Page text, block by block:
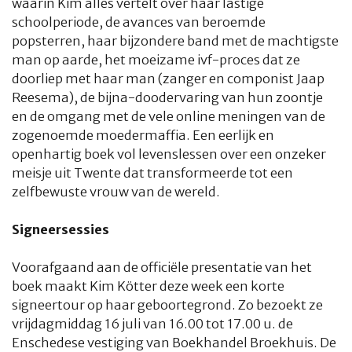
HOME COLUMNSWHAT'S NEW(S) ECONOMIESPORT
CULTUUR RADIOABONNEMENTDONEREN
AUTEURSADVERTERENZOEKEN
waarin Kim alles vertelt over haar lastige
schoolperiode, de avances van beroemde
popsterren, haar bijzondere band met de machtigste
man op aarde, het moeizame ivf-proces dat ze
doorliep met haar man (zanger en componist Jaap
Reesema), de bijna-doodervaring van hun zoontje
en de omgang met de vele online meningen van de
zogenoemde moedermaffia. Een eerlijk en
openhartig boek vol levenslessen over een onzeker
meisje uit Twente dat transformeerde tot een
zelfbewuste vrouw van de wereld.
Signeersessies
Voorafgaand aan de officiële presentatie van het
boek maakt Kim Kötter deze week een korte
signeertour op haar geboortegrond. Zo bezoekt ze
vrijdagmiddag 16 juli van 16.00 tot 17.00 u. de
Enschedese vestiging van Boekhandel Broekhuis. De